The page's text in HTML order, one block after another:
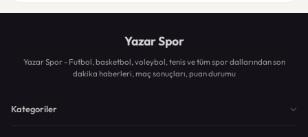
Yazar Spor
Yazar Spor - Futbol, basketbol, voleybol, tenis ve tüm spor dallarından son
dakika haberleri, maç sonuçları, puan durumu
Kategoriler